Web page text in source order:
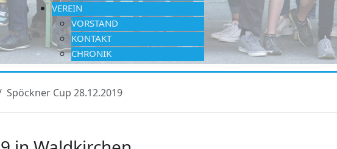
VEREIN
VORSTAND
KONTAKT
CHRONIK
Spöckner Cup 28.12.2019